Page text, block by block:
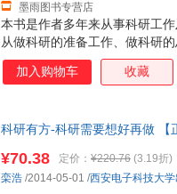
本书是作者多年来从事科研工
从做科研的准备工作、做科研
具四方面，系统地介绍了科研
一些独特经验和技巧。通过阅
年级大学生、硕士和博士研究
墨雨图书专营店
加入购物车 收藏
科研有方-科研需要想好再做 【
¥70.38 定价： ¥220.76 (3.19折)
栾浩 /2014-05-01 /西安电子科技大